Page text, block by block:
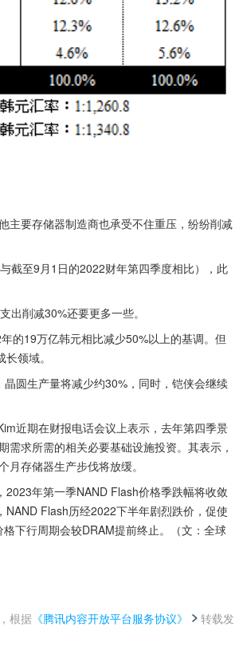
主要存储器制造商也承受不住重压，纷纷削减
截至9月1日的2022财年第四季度相比），此
削减30%还要更多一些。
的19万亿韩元相比减少50%以上的基调。但
领域。
圆生产量将减少约30%，同时，铠侠会继续
近期在财报电话会议上表示，去年第四季景
求所需的相关必要基础设施投资。其表示，
存储器生产步伐将放缓。
年第一季NAND Flash价格季跌幅将收敛
Flash历经2022下半年剧烈跌价，促使
下行周期会较DRAM提前终止。（文：全球
根据 《腾讯内容开放平台服务协议》
转载发